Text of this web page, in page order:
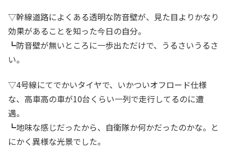
▽幹線道路によくある透明な防音壁が、見た目よりかなり
効果があることを知った今日の自分。
┗防音壁が無いところに一歩出ただけで、うるさいうるさ
い。
▽4号線にてでかいタイヤで、いかついオフロード仕様
な、高車高の車が10台くらい一列で走行してるのに遭
遇。
┗地味な感じだったから、自衛隊か何かだったのかな。と
にかく異様な光景でした。